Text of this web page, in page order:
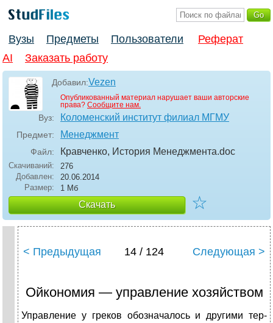
Вузы Предметы Пользователи
Реферат
AI
Заказать работу
Добавил:Vezen
Опубликованный материал нарушает ваши авторские
права? Сообщите нам.
Вуз: Коломенский институт филиал МГМУ
Предмет: Менеджмент
Файл: Кравченко, История Менеджмента.doc
Скачиваний:
276
Добавлен:
20.06.2014
Размер:
1 Мб
Скачать ☆
< Предыдущая 14 / 124 Следующая >
Ойкономия — управление хозяйством
Управление у греков обозначалось и другими тер­